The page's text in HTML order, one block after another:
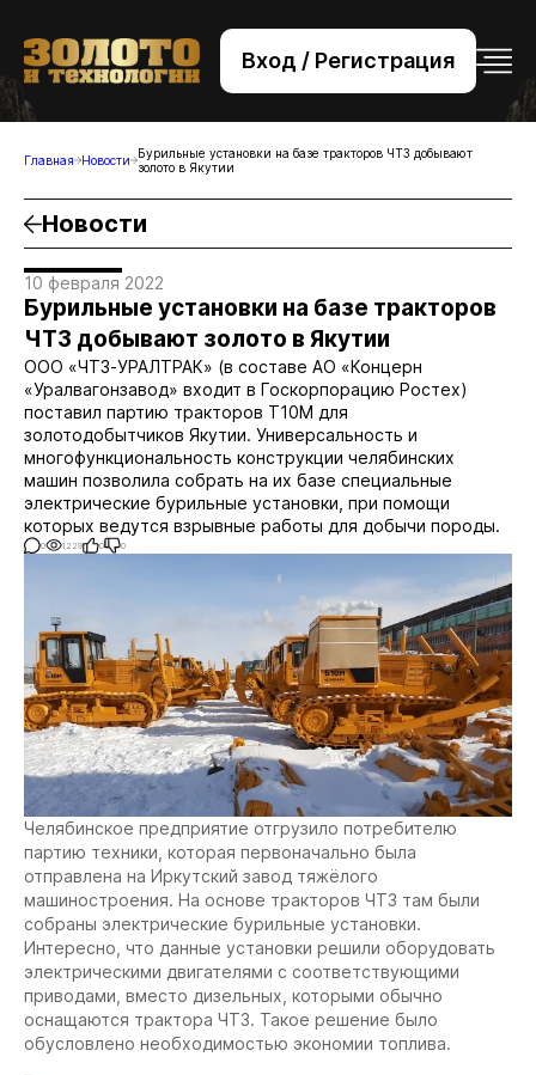
Вход / Регистрация
+7 (495) 221-76-32
bsv@zolteh.ru
Главная Новости Бурильные установки на базе тракторов ЧТЗ добывают
золото в Якутии
Новости
10 февраля 2022
Бурильные установки на базе тракторов
ЧТЗ добывают золото в Якутии
ООО «ЧТЗ-УРАЛТРАК» (в составе АО «Концерн
«Уралвагонзавод» входит в Госкорпорацию Ростех)
поставил партию тракторов Т10М для
золотодобытчиков Якутии. Универсальность и
многофункциональность конструкции челябинских
машин позволила собрать на их базе специальные
электрические бурильные установки, при помощи
которых ведутся взрывные работы для добычи породы.
0 1229 0 0
Челябинское предприятие отгрузило потребителю
партию техники, которая первоначально была
отправлена на Иркутский завод тяжёлого
машиностроения. На основе тракторов ЧТЗ там были
собраны электрические бурильные установки.
Интересно, что данные установки решили оборудовать
электрическими двигателями с соответствующими
приводами, вместо дизельных, которыми обычно
оснащаются трактора ЧТЗ. Такое решение было
обусловлено необходимостью экономии топлива.